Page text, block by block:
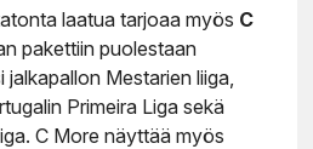
laatua tarjoaa myös C
pakettiin puolestaan
jalkapallon Mestarien liiga,
Primeira Liga sekä
C More näyttää myös